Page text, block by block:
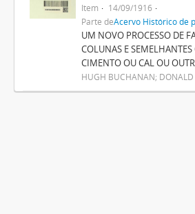
Item
14/09/1916
Parte deAcervo Histórico de
UM NOVO PROCESSO DE
COLUNAS E
CIMENTO OU CAL OU
HUGH BUCHANAN; DONALD